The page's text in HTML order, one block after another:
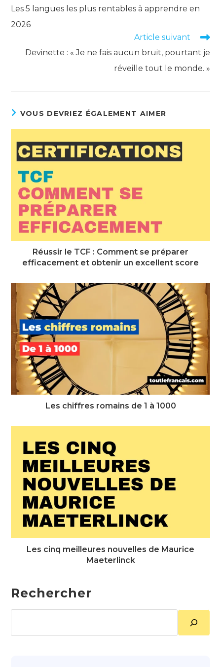
articles
Les 5 langues les plus rentables à apprendre en
2026
Article suivant
Devinette : « Je ne fais aucun bruit, pourtant je
réveille tout le monde. »
VOUS DEVRIEZ ÉGALEMENT AIMER
Réussir le TCF : Comment se préparer
efficacement et obtenir un excellent score
Les chiffres romains de 1 à 1000
Les cinq meilleures nouvelles de Maurice
Maeterlinck
Rechercher